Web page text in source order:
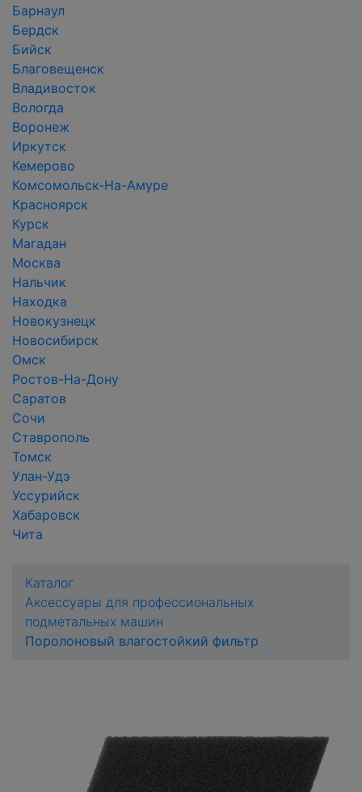
Барнаул
Бердск
Бийск
Благовещенск
Владивосток
Вологда
Воронеж
Иркутск
Кемерово
Комсомольск-На-Амуре
Красноярск
Курск
Магадан
Москва
Нальчик
Находка
Новокузнецк
Новосибирск
Омск
Ростов-На-Дону
Саратов
Сочи
Ставрополь
Томск
Улан-Удэ
Уссурийск
Хабаровск
Чита
Каталог
Аксессуары для профессиональных
подметальных машин
Поролоновый влагостойкий фильтр